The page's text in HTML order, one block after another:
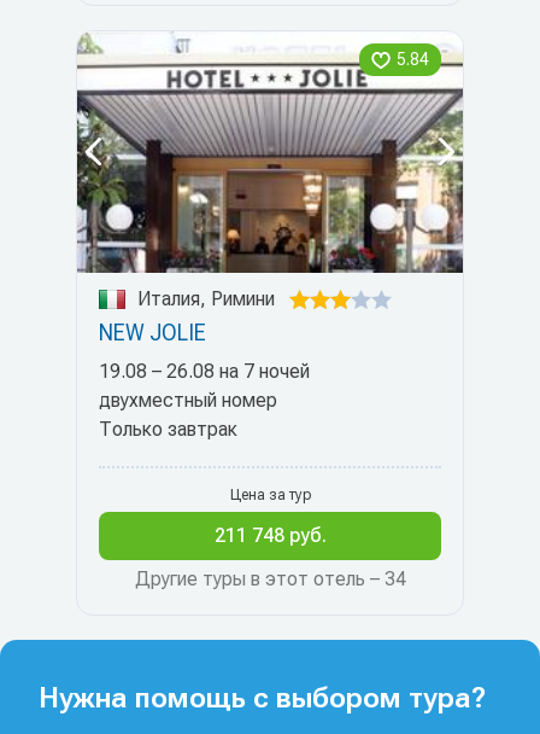
5.84
Италия, Римини
NEW JOLIE
19.08 – 26.08 на 7 ночей
двухместный номер
Только завтрак
Другие туры в этот отель – 34
Цена за тур
211 748 руб.
Нужна помощь с выбором тура?